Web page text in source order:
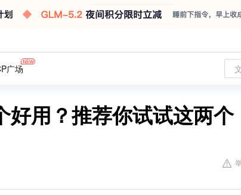
广场
好用？推荐你试试这两个